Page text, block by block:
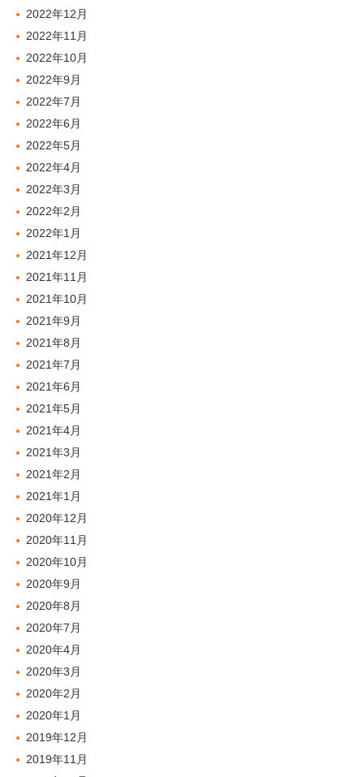
2022年12月
2022年11月
2022年10月
2022年9月
2022年7月
2022年6月
2022年5月
2022年4月
2022年3月
2022年2月
2022年1月
2021年12月
2021年11月
2021年10月
2021年9月
2021年8月
2021年7月
2021年6月
2021年5月
2021年4月
2021年3月
2021年2月
2021年1月
2020年12月
2020年11月
2020年10月
2020年9月
2020年8月
2020年7月
2020年4月
2020年3月
2020年2月
2020年1月
2019年12月
2019年11月